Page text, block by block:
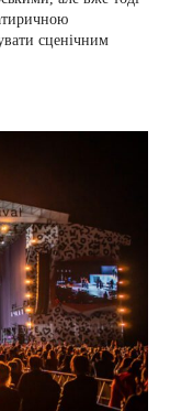
сценічним